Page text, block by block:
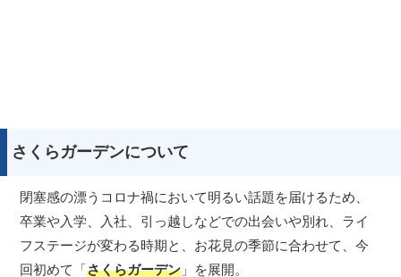
さくらガーデンについて
閉塞感の漂うコロナ禍において明るい話題を届けるため、
卒業や入学、入社、引っ越しなどでの出会いや別れ、ライ
フステージが変わる時期と、お花見の季節に合わせて、今
回初めて「さくらガーデン 」を展開。